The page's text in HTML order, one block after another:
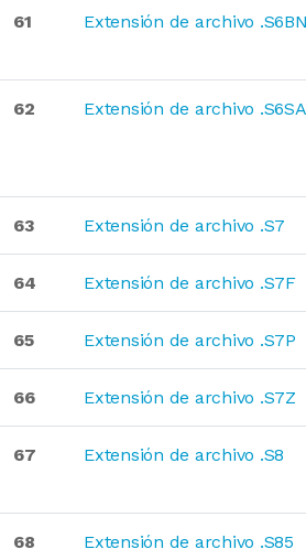
61 Extensión de archivo .S6BN
62 Extensión de archivo
63 Extensión de archivo .S7
64 Extensión de archivo .S7F
65 Extensión de archivo .S7P
66 Extensión de archivo .S7Z
67 Extensión de archivo .S8
68 Extensión de archivo .S85